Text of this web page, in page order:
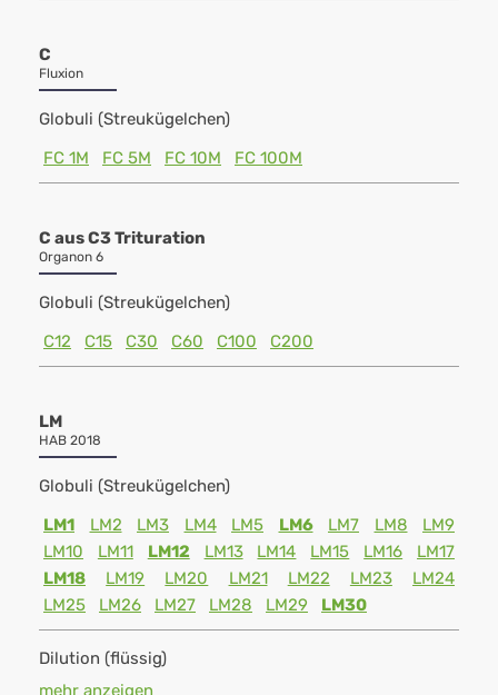
C
Fluxion
Globuli (Streukügelchen)
FC 1M
FC 5M FC 10M FC 100M
C aus C3 Trituration
Organon 6
Globuli (Streukügelchen)
C12
C15 C30 C60 C100 C200
LM
HAB 2018
Globuli (Streukügelchen)
LM1
LM2 LM3 LM4 LM5 LM6 LM7 LM8
LM9
LM10
LM11 LM12 LM13 LM14 LM15 LM16
LM17
LM18
LM19 LM20 LM21 LM22 LM23
LM24
LM25
LM26 LM27 LM28 LM29 LM30
Dilution (flüssig)
mehr anzeigen